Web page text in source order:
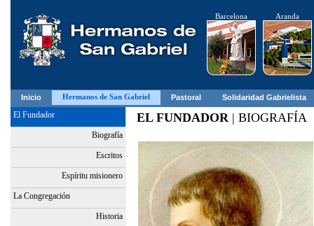
Barcelona Aranda
Inicio Hermanos de San Gabriel Pastoral Solidaridad Gabrielista
El Fundador
Biografía
Escritos
Espíritu misionero
La Congregación
Historia
EL FUNDADOR| BIOGRAFÍA